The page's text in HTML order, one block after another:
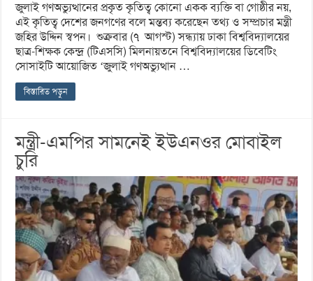
জুলাই গণঅভ্যুত্থানের প্রকৃত কৃতিত্ব কোনো একক ব্যক্তি বা গোষ্ঠীর নয়,
এই কৃতিত্ব দেশের জনগণের বলে মন্তব্য করেছেন তথ্য ও সম্প্রচার মন্ত্রী
জহির উদ্দিন স্বপন। শুক্রবার (৭ আগস্ট) সন্ধ্যায় ঢাকা বিশ্ববিদ্যালয়ের
ছাত্র-শিক্ষক কেন্দ্র (টিএসসি) মিলনায়তনে বিশ্ববিদ্যালয়ের ডিবেটিং
সোসাইটি আয়োজিত ‘জুলাই গণঅভ্যুত্থান …
বিস্তারিত পড়ুন
মন্ত্রী-এমপির সামনেই ইউএনওর মোবাইল
চুরি